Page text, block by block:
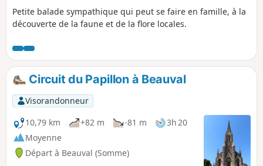
Petite balade sympathique qui peut se faire en famille, à la
découverte de la faune et de la flore locales.
Circuit du Papillon à Beauval
Visorandonneur
10,79 km
+82 m -81 m
3h 20
Moyenne
Départ à Beauval (Somme)